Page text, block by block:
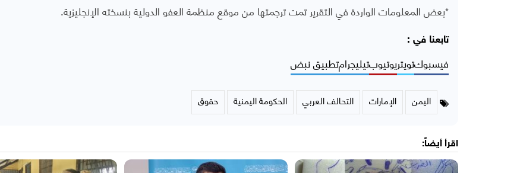
*بعض المعلومات الواردة في التقرير تمت ترجمتها من موقع منظمة العفو الدولية بنسخته الإنجليزية.
تابعنا في :
فيسبوكتويتريوتيوبتيليجرامتطبيق نبض
اليمن الإمارات التحالف العربي الحكومة اليمنية حقوق
اقرأ أيضاً: